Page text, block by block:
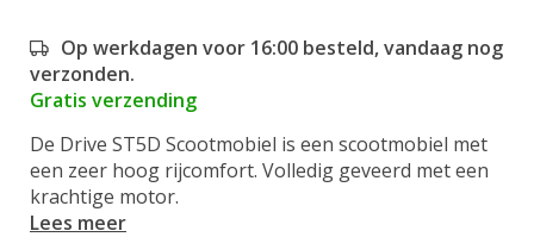
Op werkdagen voor 16:00 besteld, vandaag nog
verzonden.
Gratis verzending
De Drive ST5D Scootmobiel is een scootmobiel met
een zeer hoog rijcomfort. Volledig geveerd met een
krachtige motor.
Lees meer